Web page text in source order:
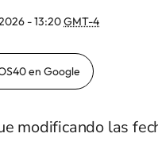
- 13:20GMT-4
en Google
modificando las